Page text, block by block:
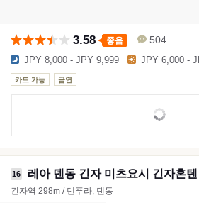
3.58 좋음 504
JPY 8,000 - JPY 9,999 JPY 6,000 -
카드 가능 금연
16 레아 덴동 긴자 미츠요시 긴자혼텐
긴자역 298m / 덴푸라, 덴동